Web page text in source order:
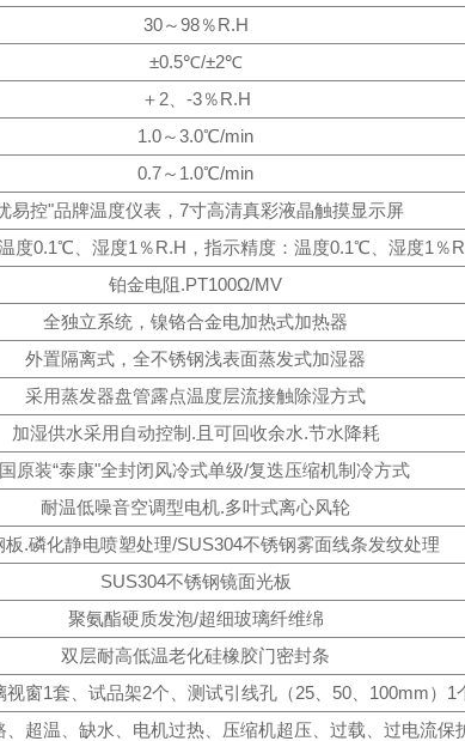
30～98％R.H
±0.5℃/±2℃
＋2、-3％R.H
1.0～3.0℃/min
0.7～1.0℃/min
易控"品牌温度仪表，7寸高清真彩液晶触摸显示屏
度0.1℃、湿度1％R.H，指示精度：温度0.1℃、湿度1％
铂金电阻.PT100Ω/MV
全独立系统，镍铬合金电加热式加热器
外置隔离式，全不锈钢浅表面蒸发式加湿器
采用蒸发器盘管露点温度层流接触除湿方式
加湿供水采用自动控制.且可回收余水.节水降耗
原装“泰康"全封闭风冷式单级/复迭压缩机制冷方式
耐温低噪音空调型电机.多叶式离心风轮
板.磷化静电喷塑处理/SUS304不锈钢雾面线条发纹处理
SUS304不锈钢镜面光板
聚氨酯硬质发泡/超细玻璃纤维绵
双层耐高低温老化硅橡胶门密封条
视窗1套、试品架2个、测试引线孔（25、50、100mm）1
、超温、缺水、电机过热、压缩机超压、过载、过电流保